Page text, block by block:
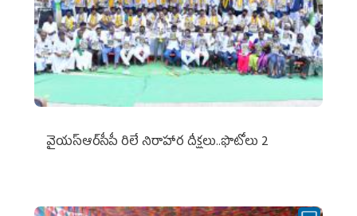
వైయ‌స్ఆర్‌సీపీ రిలే నిరాహార దీక్షలు..ఫొటోలు 2